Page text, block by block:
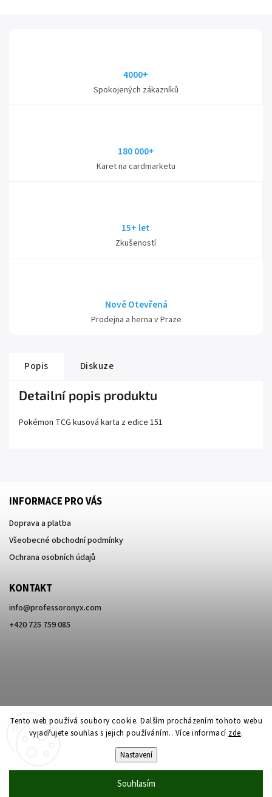
Tento web používá soubory cookie. Dalším procházením tohoto webu
vyjadřujete souhlas s jejich používáním.. Více informací zde.
Nastavení
Souhlasím
4000+
Spokojených zákazníků
180 000+
Karet na cardmarketu
15+ let
Zkušeností
Nově Otevřená
Prodejna a herna v Praze
Popis Diskuze
Detailní popis produktu
Pokémon TCG kusová karta z edice 151
INFORMACE PRO VÁS
Doprava a platba
Všeobecné obchodní podmínky
Ochrana osobních údajů
KONTAKT
info@professoronyx.com
+420 725 759 085
Professor Onyx. Všechna práva vyhrazena.